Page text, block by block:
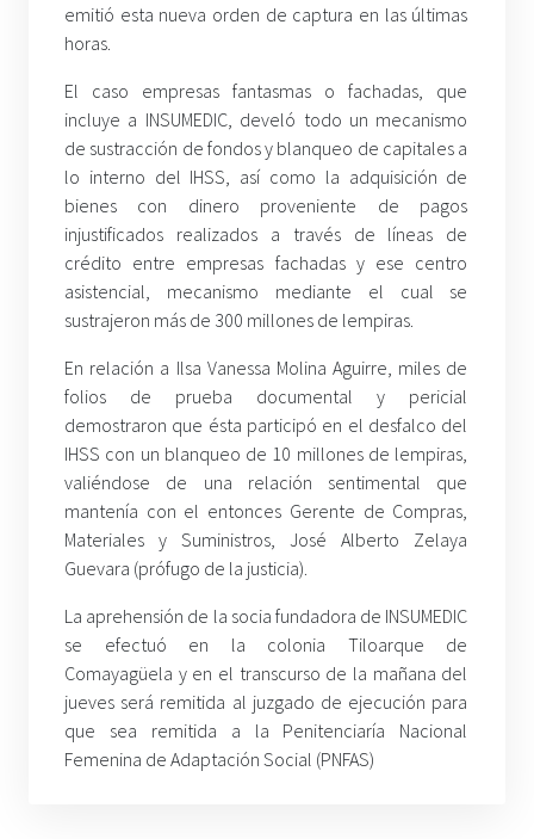
emitió esta nueva orden de captura en las últimas
horas.
El caso empresas fantasmas o fachadas, que
incluye a INSUMEDIC, develó todo un mecanismo
de sustracción de fondos y blanqueo de capitales a
lo interno del IHSS, así como la adquisición de
bienes con dinero proveniente de pagos
injustificados realizados a través de líneas de
crédito entre empresas fachadas y ese centro
asistencial, mecanismo mediante el cual se
sustrajeron más de 300 millones de lempiras.
En relación a Ilsa Vanessa Molina Aguirre, miles de
folios de prueba documental y pericial
demostraron que ésta participó en el desfalco del
IHSS con un blanqueo de 10 millones de lempiras,
valiéndose de una relación sentimental que
mantenía con el entonces Gerente de Compras,
Materiales y Suministros, José Alberto Zelaya
Guevara (prófugo de la justicia).
La aprehensión de la socia fundadora de INSUMEDIC
se efectuó en la colonia Tiloarque de
Comayagüela y en el transcurso de la mañana del
jueves será remitida al juzgado de ejecución para
que sea remitida a la Penitenciaría Nacional
Femenina de Adaptación Social (PNFAS)